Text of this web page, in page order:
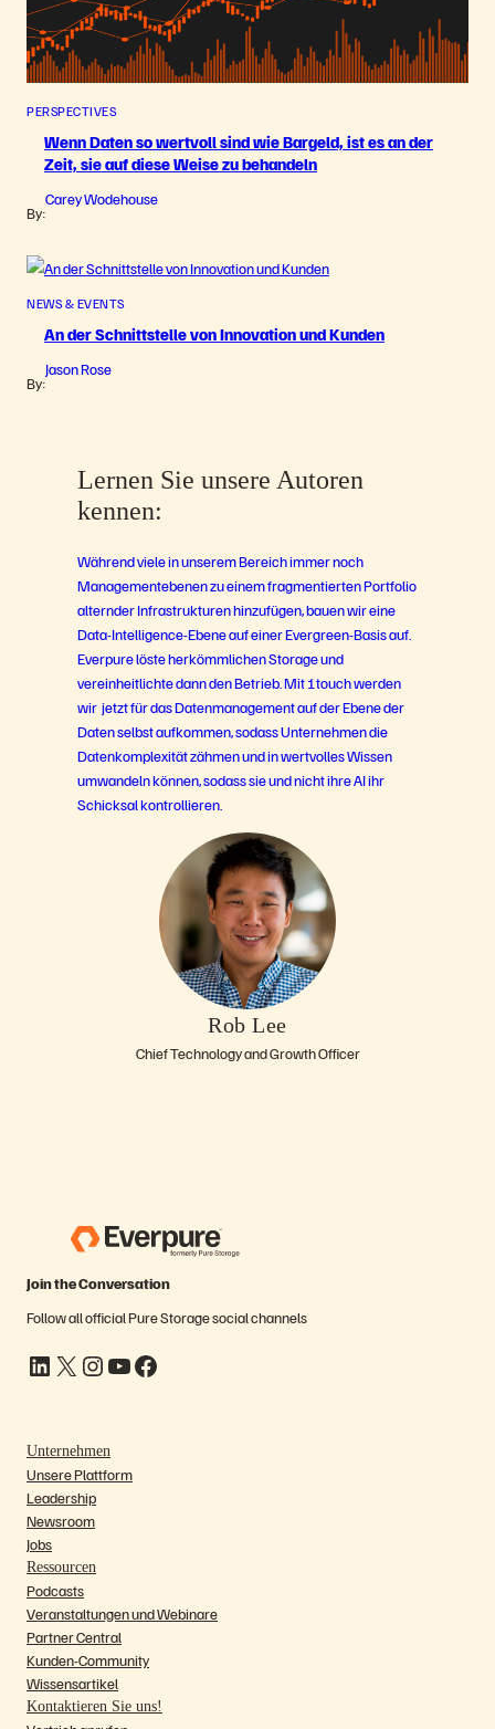
PERSPECTIVES
Wenn Daten so wertvoll sind wie Bargeld, ist es an der
Zeit, sie auf diese Weise zu behandeln
By:
Carey Wodehouse
NEWS & EVENTS
An der Schnittstelle von Innovation und Kunden
By:
Jason Rose
Lernen Sie unsere Autoren
kennen:
Während viele in unserem Bereich immer noch
Managementebenen zu einem fragmentierten Portfolio
alternder Infrastrukturen hinzufügen, bauen wir eine
Data-Intelligence-Ebene auf einer Evergreen-Basis auf.
Everpure löste herkömmlichen Storage und
vereinheitlichte dann den Betrieb. Mit 1touch werden
wir jetzt für das Datenmanagement auf der Ebene der
Daten selbst aufkommen, sodass Unternehmen die
Datenkomplexität zähmen und in wertvolles Wissen
umwandeln können, sodass sie und nicht ihre AI ihr
Schicksal kontrollieren.
Rob Lee
Chief Technology and Growth Officer
Join the Conversation
Follow all official Pure Storage social channels
LinkedIn X Instagram YouTube Facebook
Unternehmen
Unsere Plattform
Leadership
Newsroom
Jobs
Ressourcen
Podcasts
Veranstaltungen und Webinare
Partner Central
Kunden-Community
Wissensartikel
Kontaktieren Sie uns!